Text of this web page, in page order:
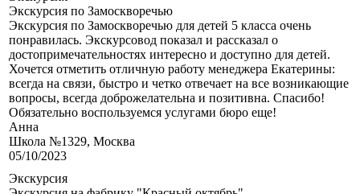
Экскурсия по Замоскворечью
Экскурсия по Замоскворечью для детей 5 класса очень
понравилась. Экскурсовод показал и рассказал о
достопримечательностях интересно и доступно для детей.
Хочется отметить отличную работу менеджера Екатерины:
всегда на связи, быстро и четко отвечает на все возникающие
вопросы, всегда доброжелательна и позитивна. Спасибо!
Обязательно воспользуемся услугами бюро еще!
Анна
Школа №1329, Москва
05/10/2023
Экскурсия